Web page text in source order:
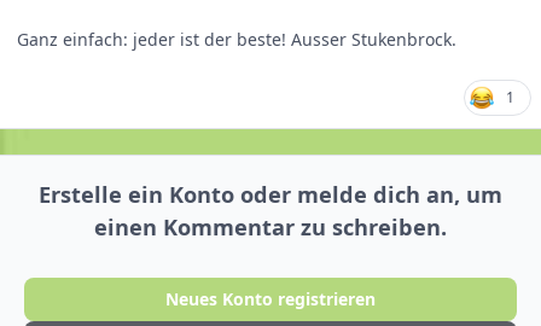
Ganz einfach: jeder ist der beste! Ausser Stukenbrock.
1
Erstelle ein Konto oder melde dich an, um
einen Kommentar zu schreiben.
Neues Konto registrieren